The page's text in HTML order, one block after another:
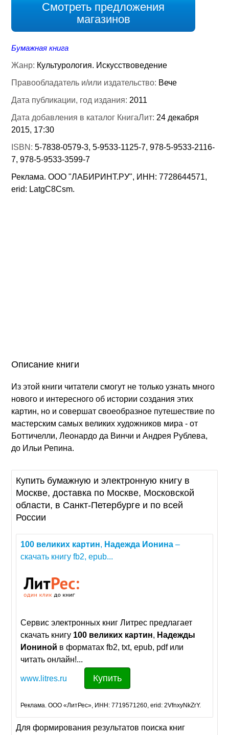
Смотреть предложения
магазинов
Бумажная книга
Жанр: Культурология. Искусствоведение
Правообладатель и/или издательство: Вече
Дата публикации, год издания: 2011
Дата добавления в каталог КнигаЛит: 24 декабря
2015, 17:30
ISBN:5-7838-0579-3, 5-9533-1125-7, 978-5-9533-2116-
7, 978-5-9533-3599-7
Реклама. ООО "ЛАБИРИНТ.РУ", ИНН: 7728644571,
erid: LatgC8Csm.
Описание книги
Из этой книги читатели смогут не только узнать много
нового и интересного об истории создания этих
картин, но и совершат своеобразное путешествие по
мастерским самых великих художников мира - от
Боттичелли, Леонардо да Винчи и Андрея Рублева,
до Ильи Репина.
Купить бумажную и электронную книгу в
Москве, доставка по Москве, Московской
области, в Санкт-Петербурге и по всей
России
100 великих картин, Надежда Ионина –
скачать книгу fb2, epub...
Сервис электронных книг Литрес предлагает
скачать книгу 100 великих картин, Надежды
Иониной в форматах fb2, txt, epub, pdf или
читать онлайн!...
www.litres.ru Купить
Реклама. ООО «ЛитРес», ИНН: 7719571260, erid: 2VfnxyNkZrY.
Для формирования результатов поиска книг